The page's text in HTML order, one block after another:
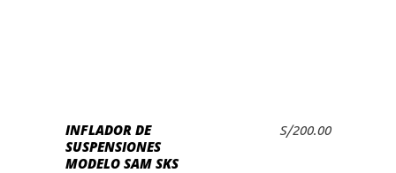
AÑADIR AL CARRITO
INFLADOR DE
SUSPENSIONES
MODELO SAM SKS
S/200.00